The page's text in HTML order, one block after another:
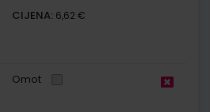
CIJENA: 6,62 €
Omot